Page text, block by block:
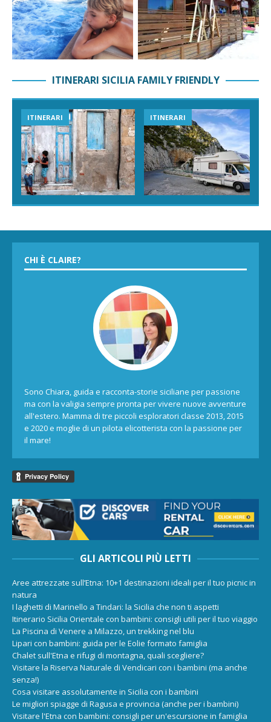
ITINERARI SICILIA FAMILY FRIENDLY
ITINERARI ITINERARI
CHI È CLAIRE?
Sono Chiara, guida e racconta-storie siciliane per passione
ma con la valigia sempre pronta per vivere nuove avventure
all'estero. Mamma di tre piccoli esploratori classe 2013, 2015
e 2020 e moglie di un pilota elicotterista con la passione per
il mare!
GLI ARTICOLI PIÙ LETTI
Aree attrezzate sull’Etna: 10+1 destinazioni ideali per il tuo picnic in
natura
I laghetti di Marinello a Tindari: la Sicilia che non ti aspetti
Itinerario Sicilia Orientale con bambini: consigli utili per il tuo viaggio
La Piscina di Venere a Milazzo, un trekking nel blu
Lipari con bambini: guida per le Eolie formato famiglia
Chalet sull'Etna e rifugi di montagna, quali scegliere?
Visitare la Riserva Naturale di Vendicari con i bambini (ma anche
senza!)
Cosa visitare assolutamente in Sicilia con i bambini
Le migliori spiagge di Ragusa e provincia (anche per i bambini)
Visitare l'Etna con bambini: consigli per un'escursione in famiglia